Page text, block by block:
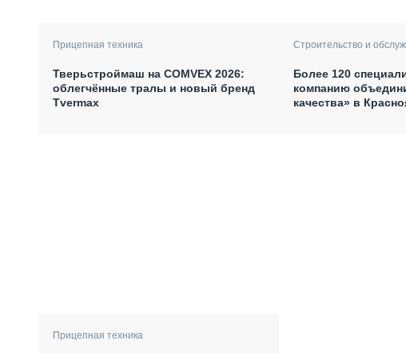
Прицепная техника
Тверьстроймаш на COMVEX 2026:
облегчённые тралы и новый бренд
Tvermax
Строительство и
Более 120
компанию
качества» в
Прицепная техника